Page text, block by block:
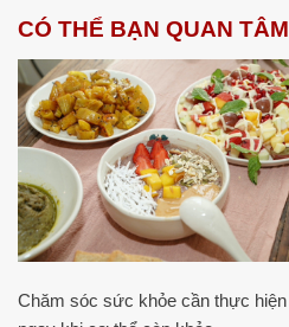
CÓ THỂ BẠN QUAN TÂM
Chăm sóc sức khỏe cần thực hiện